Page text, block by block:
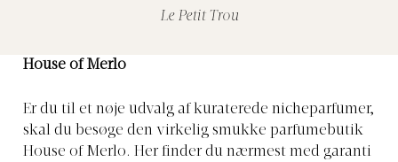
Le Petit Trou
House of Merlo
Er du til et nøje udvalg af kuraterede nicheparfumer,
skal du besøge den virkelig smukke parfumebutik
House of Merlo. Her finder du nærmest med garanti